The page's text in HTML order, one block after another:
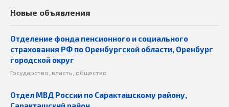
Новые объявления
Отделение фонда пенсионного и социального
страхования РФ по Оренбургской области, Оренбург
городской округ
Государство, власть, общество
Отдел МВД России по Саракташскому району,